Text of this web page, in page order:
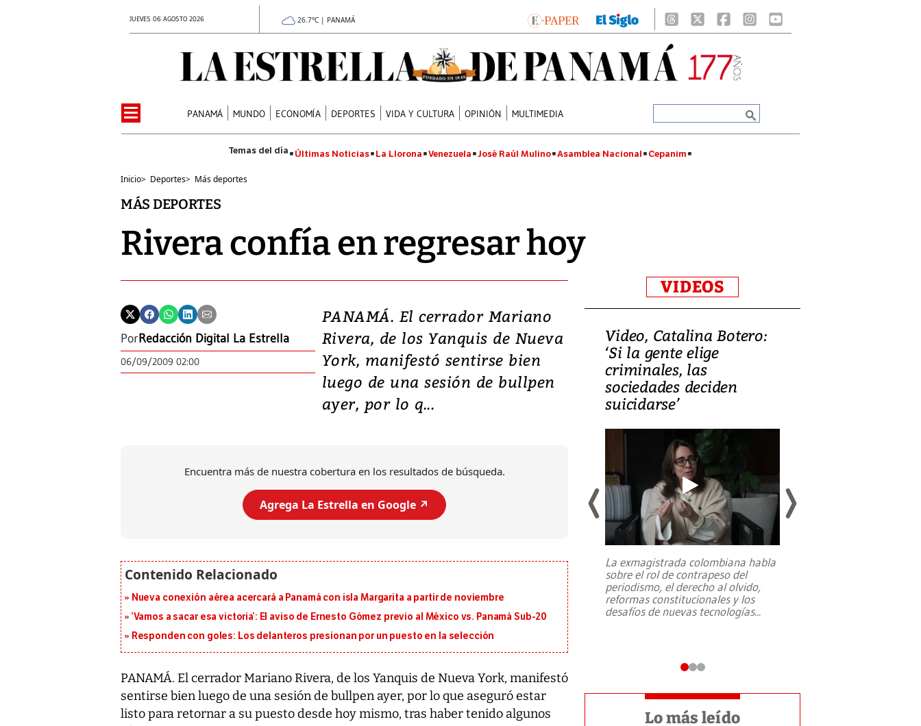
JUEVES 06 AGOSTO 2026 26.7°C | PANAMÁ
PANAMÁ MUNDO ECONOMÍA DEPORTES VIDA Y CULTURA OPINIÓN MULTIMEDIA
Últimas Noticias La Llorona Venezuela José Raúl Mulino Asamblea Nacional Cepanim
Inicio> Deportes> Más deportes
MÁS DEPORTES
Rivera confía en regresar hoy
PorRedacción Digital La Estrella
06/09/2009 02:00
PANAMÁ. El cerrador Mariano
Rivera, de los Yanquis de Nueva
York, manifestó sentirse bien
luego de una sesión de bullpen
ayer, por lo q...
Encuentra más de nuestra cobertura en los resultados de búsqueda.
Agrega La Estrella en Google ↗️
Nueva conexión aérea acercará a Panamá con isla Margarita a partir de noviembre
‘Vamos a sacar esa victoria’: El aviso de Ernesto Gómez previo al México vs. Panamá Sub-20
Responden con goles: Los delanteros presionan por un puesto en la selección
PANAMÁ. El cerrador Mariano Rivera, de los Yanquis de Nueva York, manifestó
sentirse bien luego de una sesión de bullpen ayer, por lo que aseguró estar
listo para retornar a su puesto desde hoy mismo, tras haber tenido algunos
VIDEOS
Video, Japón: Terremoto
deja heridos y graves
daños en Kumamoto
al sur de Japón, provocando una
Video, Catalina Botero:
‘Si la gente elige
criminales, las
sociedades deciden
suicidarse’
La exmagistrada colombiana habla
sobre el rol de contrapeso del
periodismo, el derecho al olvido,
reformas constitucionales y los
desafíos de nuevas tecnologías...
Lo más leído